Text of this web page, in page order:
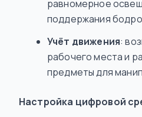
равномерное
поддержания
Учёт движения:
рабочего места и
предметы для
Настройка цифровой